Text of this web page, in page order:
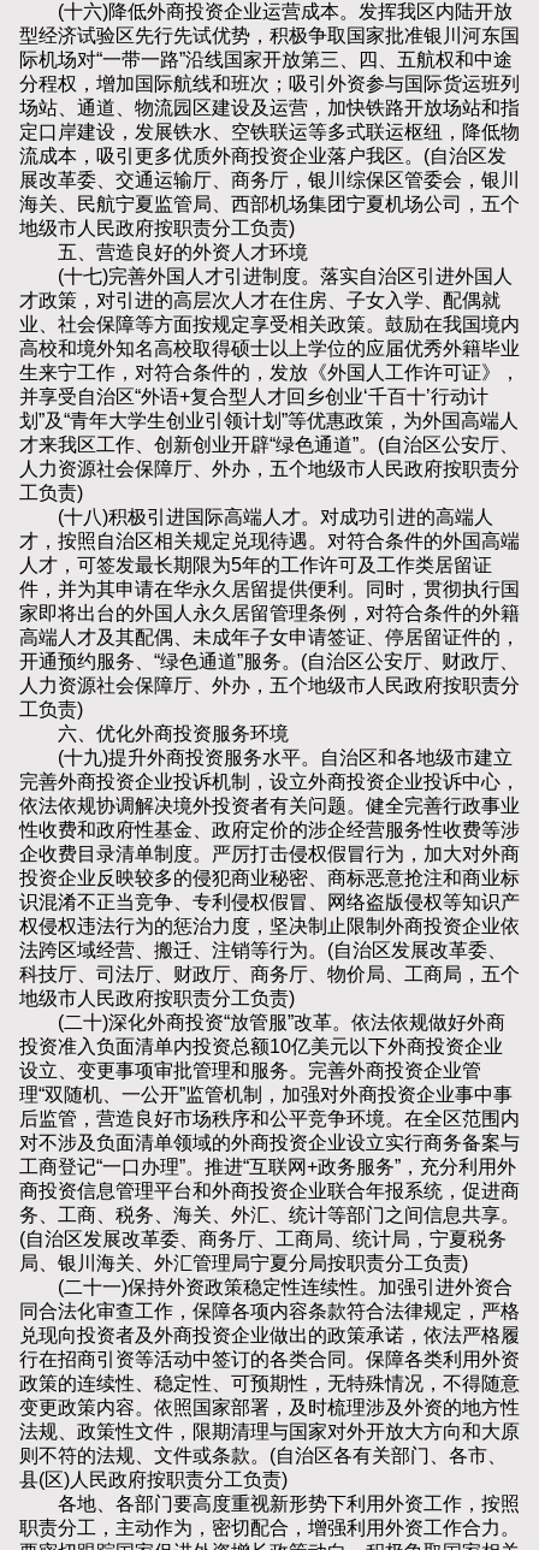
(十六)降低外商投资企业运营成本。发挥我区内陆开放
型经济试验区先行先试优势，积极争取国家批准银川河东国
际机场对“一带一路”沿线国家开放第三、四、五航权和中途
分程权，增加国际航线和班次；吸引外资参与国际货运班列
场站、通道、物流园区建设及运营，加快铁路开放场站和指
定口岸建设，发展铁水、空铁联运等多式联运枢纽，降低物
流成本，吸引更多优质外商投资企业落户我区。(自治区发
展改革委、交通运输厅、商务厅，银川综保区管委会，银川
海关、民航宁夏监管局、西部机场集团宁夏机场公司，五个
地级市人民政府按职责分工负责)
五、营造良好的外资人才环境
(十七)完善外国人才引进制度。落实自治区引进外国人
才政策，对引进的高层次人才在住房、子女入学、配偶就
业、社会保障等方面按规定享受相关政策。鼓励在我国境内
高校和境外知名高校取得硕士以上学位的应届优秀外籍毕业
生来宁工作，对符合条件的，发放《外国人工作许可证》，
并享受自治区“外语+复合型人才回乡创业‘千百十’行动计
划”及“青年大学生创业引领计划”等优惠政策，为外国高端人
才来我区工作、创新创业开辟“绿色通道”。(自治区公安厅、
人力资源社会保障厅、外办，五个地级市人民政府按职责分
工负责)
(十八)积极引进国际高端人才。对成功引进的高端人
才，按照自治区相关规定兑现待遇。对符合条件的外国高端
人才，可签发最长期限为5年的工作许可及工作类居留证
件，并为其申请在华永久居留提供便利。同时，贯彻执行国
家即将出台的外国人永久居留管理条例，对符合条件的外籍
高端人才及其配偶、未成年子女申请签证、停居留证件的，
开通预约服务、“绿色通道”服务。(自治区公安厅、财政厅、
人力资源社会保障厅、外办，五个地级市人民政府按职责分
工负责)
六、优化外商投资服务环境
(十九)提升外商投资服务水平。自治区和各地级市建立
完善外商投资企业投诉机制，设立外商投资企业投诉中心，
依法依规协调解决境外投资者有关问题。健全完善行政事业
性收费和政府性基金、政府定价的涉企经营服务性收费等涉
企收费目录清单制度。严厉打击侵权假冒行为，加大对外商
投资企业反映较多的侵犯商业秘密、商标恶意抢注和商业标
识混淆不正当竞争、专利侵权假冒、网络盗版侵权等知识产
权侵权违法行为的惩治力度，坚决制止限制外商投资企业依
法跨区域经营、搬迁、注销等行为。(自治区发展改革委、
科技厅、司法厅、财政厅、商务厅、物价局、工商局，五个
地级市人民政府按职责分工负责)
(二十)深化外商投资“放管服”改革。依法依规做好外商
投资准入负面清单内投资总额10亿美元以下外商投资企业
设立、变更事项审批管理和服务。完善外商投资企业管
理“双随机、一公开”监管机制，加强对外商投资企业事中事
后监管，营造良好市场秩序和公平竞争环境。在全区范围内
对不涉及负面清单领域的外商投资企业设立实行商务备案与
工商登记“一口办理”。推进“互联网+政务服务”，充分利用外
商投资信息管理平台和外商投资企业联合年报系统，促进商
务、工商、税务、海关、外汇、统计等部门之间信息共享。
(自治区发展改革委、商务厅、工商局、统计局，宁夏税务
局、银川海关、外汇管理局宁夏分局按职责分工负责)
(二十一)保持外资政策稳定性连续性。加强引进外资合
同合法化审查工作，保障各项内容条款符合法律规定，严格
兑现向投资者及外商投资企业做出的政策承诺，依法严格履
行在招商引资等活动中签订的各类合同。保障各类利用外资
政策的连续性、稳定性、可预期性，无特殊情况，不得随意
变更政策内容。依照国家部署，及时梳理涉及外资的地方性
法规、政策性文件，限期清理与国家对外开放大方向和大原
则不符的法规、文件或条款。(自治区各有关部门、各市、
县(区)人民政府按职责分工负责)
各地、各部门要高度重视新形势下利用外资工作，按照
职责分工，主动作为，密切配合，增强利用外资工作合力。